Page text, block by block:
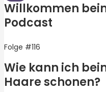
Willkommen
Podcast
Folge #116
Wie kann ich
Haare schonen?